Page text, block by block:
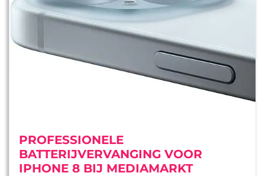
PROFESSIONELE
BATTERIJVERVANGING VOOR
IPHONE 8 BIJ MEDIAMARKT